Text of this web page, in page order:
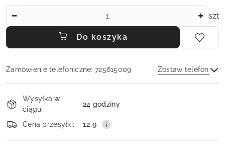
szt
Do koszyka
Zamówienie telefoniczne: 725615009 Zostaw telefon
i
dostawa
Wysyłka w
ciągu:
24 godziny
Cena przesyłki: 12.9